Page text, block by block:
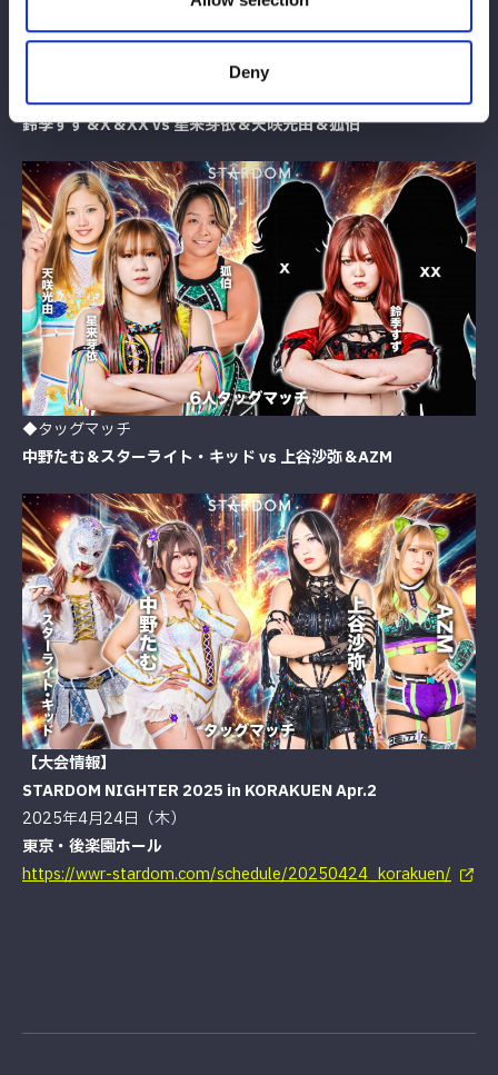
Deny
◆6人タッグマッチ
鈴季すず＆X＆XX vs 星来芽依＆天咲光由＆狐伯
◆タッグマッチ
中野たむ＆スターライト・キッド vs 上谷沙弥＆AZM
【大会情報】
STARDOM NIGHTER 2025 in KORAKUEN Apr.2
2025年4月24日（木）
東京・後楽園ホール
https://wwr-stardom.com/schedule/20250424_korakuen/